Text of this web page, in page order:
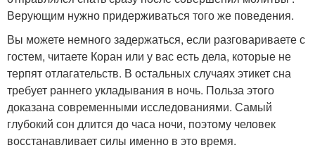
Верующим нужно придерживаться того же поведения.
Вы можете немного задержаться, если разговариваете с
гостем, читаете Коран или у вас есть дела, которые не
терпят отлагательств. В остальных случаях этикет сна
требует раннего укладывания в ночь. Польза этого
доказана современными исследованиями. Самый
глубокий сон длится до часа ночи, поэтому человек
восстанавливает силы именно в это время.